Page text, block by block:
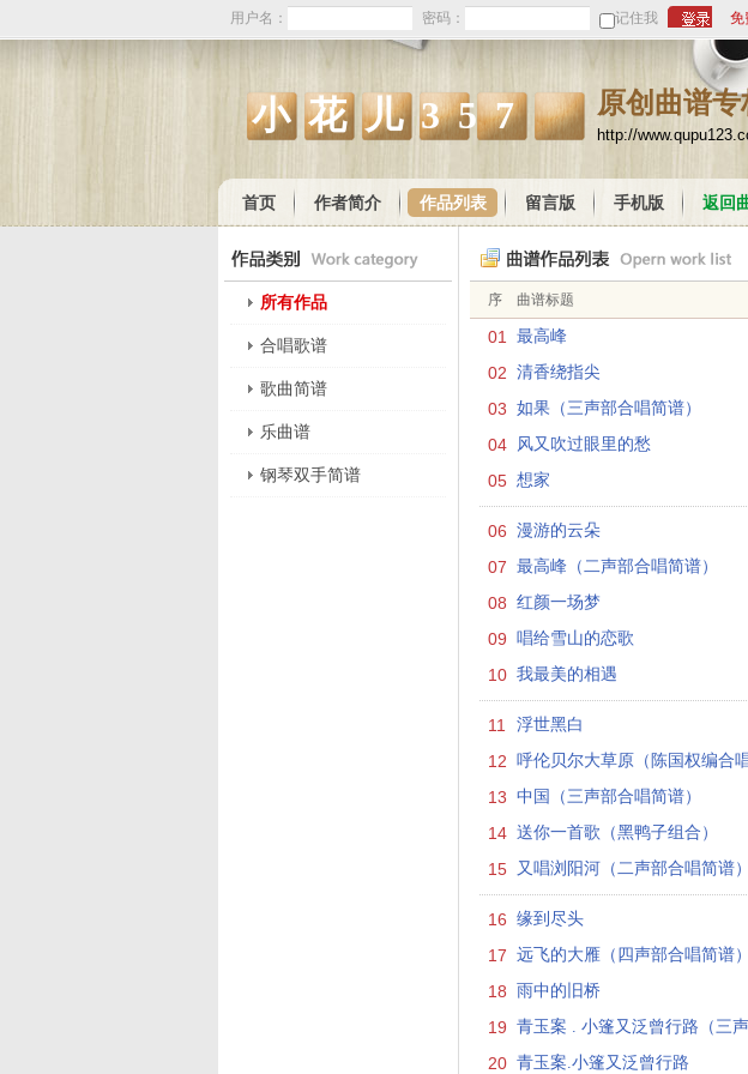
用户名： 密码： 记住我 免
小花儿357 原创曲谱专
http://
首页 作者简介 作品列表 留言版 手机版 返回
序 曲谱标题
01 最高峰
02 清香绕指尖
03 如果（三声部合唱简谱）
04 风又吹过眼里的愁
05 想家
06 漫游的云朵
07 最高峰（二声部合唱简谱）
08 红颜一场梦
09 唱给雪山的恋歌
10 我最美的相遇
11 浮世黑白
12 呼伦贝尔大草原（陈国权编合
13 中国（三声部合唱简谱）
14 送你一首歌（黑鸭子组合）
15 又唱浏阳河（二声部合唱简谱）
16 缘到尽头
17 远飞的大雁（四声部合唱简谱）
18 雨中的旧桥
19 青玉案 . 小篷又泛曾行路（三
20 青玉案.小篷又泛曾行路
所有作品
合唱歌谱
歌曲简谱
乐曲谱
钢琴双手简谱